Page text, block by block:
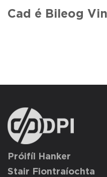
Próifíl Hanker
Stair Fiontraíochta